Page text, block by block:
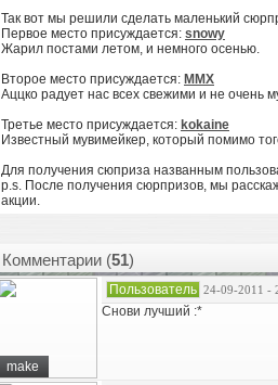
Так вот мы решили сделать маленький
Первое место присуждается: snowy
Жарил постами летом, и немного осенью.
Второе место присуждается: MMX
Аццко радует нас всех свежими и не очень
Третье место присуждается: kokaine
Известный мувимейкер, который помимо
Для получения сюприза названным
p.s. После получения сюрпризов, мы
акции.
Комментарии (51)
make
Пользователь 24-09-2011 -
Снови лучший :*